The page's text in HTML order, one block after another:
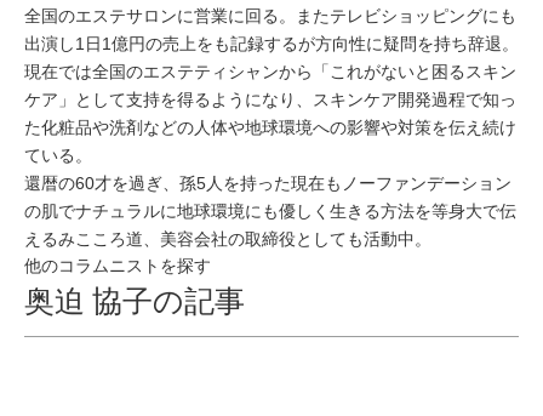
全国のエステサロンに営業に回る。またテレビショッピングにも
出演し1日1億円の売上をも記録するが方向性に疑問を持ち辞退。
現在では全国のエステティシャンから「これがないと困るスキン
ケア」として支持を得るようになり、スキンケア開発過程で知っ
た化粧品や洗剤などの人体や地球環境への影響や対策を伝え続け
ている。
還暦の60才を過ぎ、孫5人を持った現在もノーファンデーション
の肌でナチュラルに地球環境にも優しく生きる方法を等身大で伝
えるみこころ道、美容会社の取締役としても活動中。
他のコラムニストを探す
奥迫 協子の記事